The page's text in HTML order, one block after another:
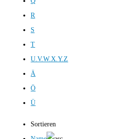
R
S
T
U.V.W.X.Y.Z
Ä
Ö
Ü
Sortieren